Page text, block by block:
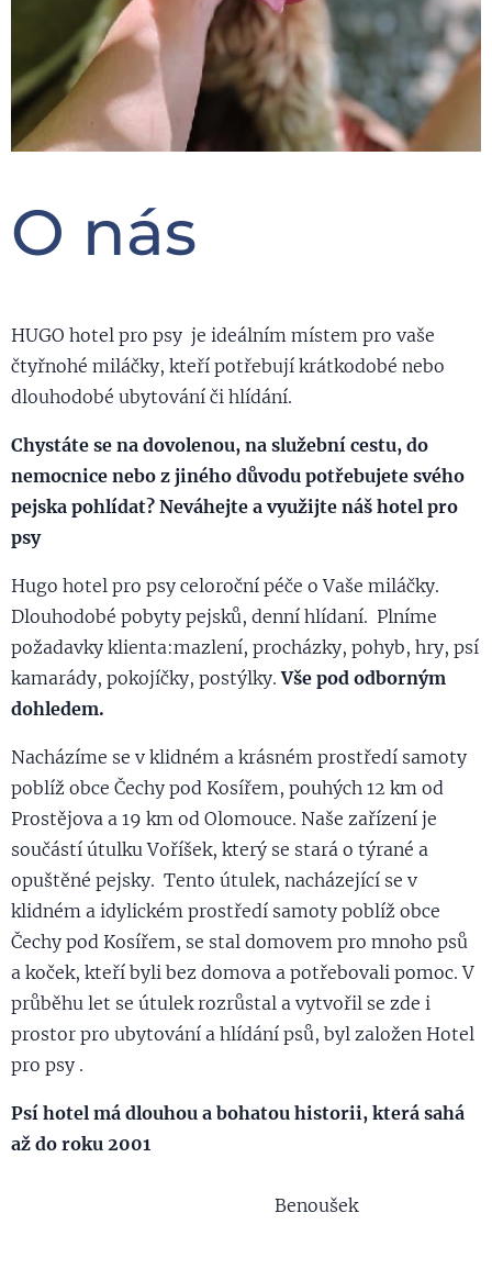
O nás
HUGO hotel pro psy je ideálním místem pro vaše
čtyřnohé miláčky, kteří potřebují krátkodobé nebo
dlouhodobé ubytování či hlídání.
Chystáte se na dovolenou, na služební cestu, do
nemocnice nebo z jiného důvodu potřebujete svého
pejska pohlídat? Neváhejte a využijte náš hotel pro
psy
Hugo hotel pro psy celoroční péče o Vaše miláčky.
Dlouhodobé pobyty pejsků, denní hlídaní. Plníme
požadavky klienta:mazlení, procházky, pohyb, hry, psí
kamarády, pokojíčky, postýlky.Vše pod odborným
dohledem.
Nacházíme se v klidném a krásném prostředí samoty
poblíž obce Čechy pod Kosířem, pouhých 12 km od
Prostějova a 19 km od Olomouce. Naše zařízení je
součástí útulku Voříšek, který se stará o týrané a
opuštěné pejsky. Tento útulek, nacházející se v
klidném a idylickém prostředí samoty poblíž obce
Čechy pod Kosířem, se stal domovem pro mnoho psů
a koček, kteří byli bez domova a potřebovali pomoc. V
průběhu let se útulek rozrůstal a vytvořil se zde i
prostor pro ubytování a hlídání psů, byl založen Hotel
pro psy .
Psí hotel má dlouhou a bohatou historii, která sahá
až do roku 2001
Benoušek